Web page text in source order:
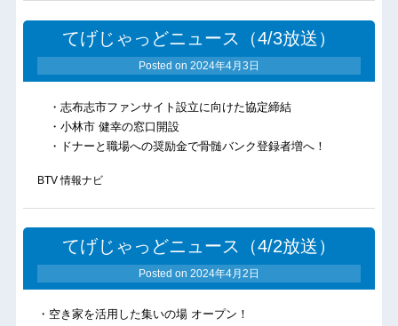
てげじゃっどニュース（4/3放送）
Posted on 2024年4月3日
・志布志市ファンサイト設立に向けた協定締結
・小林市 健幸の窓口開設
・ドナーと職場への奨励金で骨髄バンク登録者増へ！
BTV 情報ナビ
てげじゃっどニュース（4/2放送）
Posted on 2024年4月2日
・空き家を活用した集いの場 オープン！